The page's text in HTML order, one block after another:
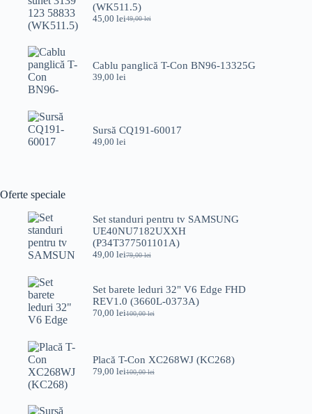
(WK511.5)
49,00lei
Prețul
49,00 lei.
45,00 leiPrețul
Cablu panglică T-Con BN96-13325G
39,00 lei
Sursă CQ191-60017
49,00 lei
Oferte speciale
Set standuri pentru tv SAMSUNG
UE40NU7182UXXH
(P34T377501101A)
79,00lei
Prețul
fost:
79,00 lei.
49,00 leiPrețul
49,00 lei.
Set barete leduri 32" V6 Edge FHD
REV1.0 (3660L-0373A)
100,00lei
Prețul
100,00 lei.
70,00 leiPrețul
Placă T-Con XC268WJ (KC268)
100,00lei
Prețul
79,00 leiPrețul